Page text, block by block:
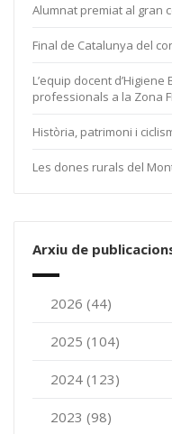
Alumnat premiat al gran
Final de Catalunya del
L’equip docent
professionals a la Zona
Història, patrimoni i
Les dones rurals del
Arxiu de
2026 (44)
2025 (104)
2024 (123)
2023 (98)